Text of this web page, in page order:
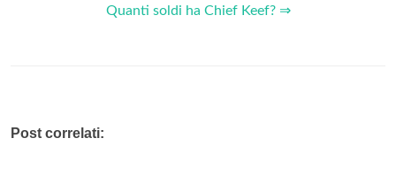
Quanti soldi ha Chief Keef? ⇒
Post correlati: